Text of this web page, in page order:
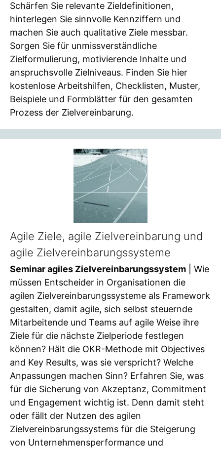
Schärfen Sie relevante Zieldefinitionen,
hinterlegen Sie sinnvolle Kennziffern und
machen Sie auch qualitative Ziele messbar.
Sorgen Sie für unmissverständliche
Zielformulierung, motivierende Inhalte und
anspruchsvolle Zielniveaus. Finden Sie hier
kostenlose Arbeitshilfen, Checklisten, Muster,
Beispiele und Formblätter für den gesamten
Prozess der Zielvereinbarung.
Agile Ziele, agile Zielvereinbarung und
agile Zielvereinbarungssysteme
Seminar agiles Zielvereinbarungssystem | Wie
müssen Entscheider in Organisationen die
agilen Zielvereinbarungssysteme als Framework
gestalten, damit agile, sich selbst steuernde
Mitarbeitende und Teams auf agile Weise ihre
Ziele für die nächste Zielperiode festlegen
können? Hält die OKR-Methode mit Objectives
and Key Results, was sie verspricht? Welche
Anpassungen machen Sinn? Erfahren Sie, was
für die Sicherung von Akzeptanz, Commitment
und Engagement wichtig ist. Denn damit steht
oder fällt der Nutzen des agilen
Zielvereinbarungssystems für die Steigerung
von Unternehmensperformance und